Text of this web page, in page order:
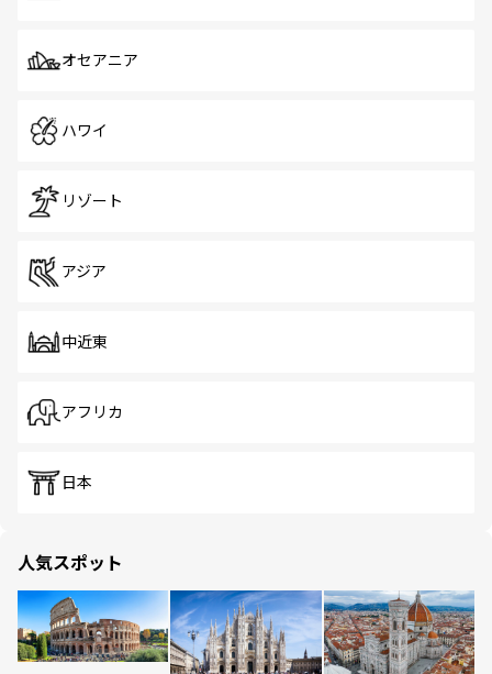
オセアニア
ハワイ
リゾート
アジア
中近東
アフリカ
日本
人気スポット